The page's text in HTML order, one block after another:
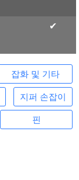
잡화 및 기타
지퍼 손잡이
핀